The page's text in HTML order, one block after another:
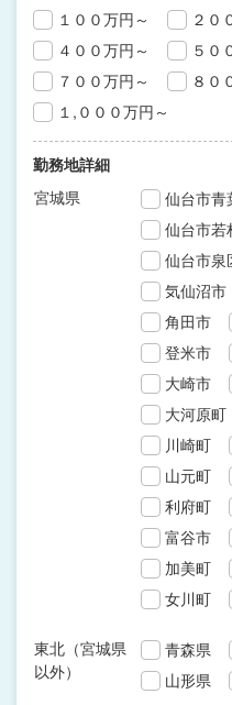
１００万円～ ２０
４００万円～
５０
７００万円～
８０
１,０００万円～
勤務地詳細
宮城県
仙台市青
仙台市若
仙台市泉
気仙沼市
角田市
登米市
大崎市
大河原町
川崎町
山元町
利府町
富谷市
加美町
女川町
東北（宮城県
以外）
青森県
山形県